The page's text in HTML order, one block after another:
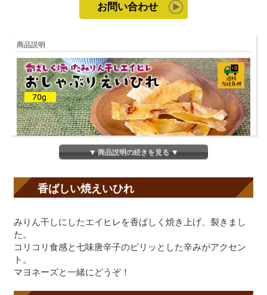
お問い合わせ
商品説明
▼ 商品説明の続きを見る ▼
香ばしい焼えいひれ
みりん干しにしたエイヒレを香ばしく焼き上げ、裂きまし
た。
コリコリ食感と七味唐辛子のピリッとした辛みがアクセン
ト。
マヨネーズと一緒にどうぞ！